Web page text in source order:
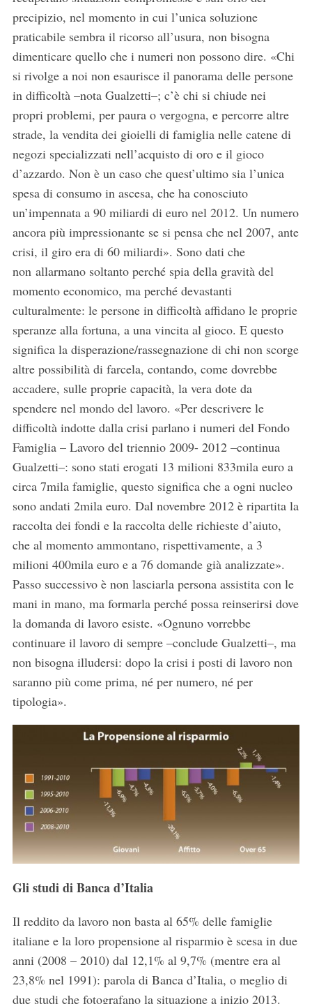
precipizio, nel momento in cui l’unica soluzione
praticabile sembra il ricorso all’usura, non bisogna
dimenticare quello che i numeri non possono dire. «Chi
si rivolge a noi non esaurisce il panorama delle persone
in difficoltà –nota Gualzetti–; c’è chi si chiude nei
propri problemi, per paura o vergogna, e percorre altre
strade, la vendita dei gioielli di famiglia nelle catene di
negozi specializzati nell’acquisto di oro e il gioco
d’azzardo. Non è un caso che quest’ultimo sia l’unica
spesa di consumo in ascesa, che ha conosciuto
un’impennata a 90 miliardi di euro nel 2012. Un numero
ancora più impressionante se si pensa che nel 2007, ante
crisi, il giro era di 60 miliardi». Sono dati che
non allarmano soltanto perché spia della gravità del
momento economico, ma perché devastanti
culturalmente: le persone in difficoltà affidano le proprie
speranze alla fortuna, a una vincita al gioco. E questo
significa la disperazione/rassegnazione di chi non scorge
altre possibilità di farcela, contando, come dovrebbe
accadere, sulle proprie capacità, la vera dote da
spendere nel mondo del lavoro. «Per descrivere le
difficoltà indotte dalla crisi parlano i numeri del Fondo
Famiglia – Lavoro del triennio 2009- 2012 –continua
Gualzetti–: sono stati erogati 13 milioni 833mila euro a
circa 7mila famiglie, questo significa che a ogni nucleo
sono andati 2mila euro. Dal novembre 2012 è ripartita la
raccolta dei fondi e la raccolta delle richieste d’aiuto,
che al momento ammontano, rispettivamente, a 3
milioni 400mila euro e a 76 domande già analizzate».
Passo successivo è non lasciarla persona assistita con le
mani in mano, ma formarla perché possa reinserirsi dove
la domanda di lavoro esiste. «Ognuno vorrebbe
continuare il lavoro di sempre –conclude Gualzetti–, ma
non bisogna illudersi: dopo la crisi i posti di lavoro non
saranno più come prima, né per numero, né per
tipologia».
Gli studi di Banca d’Italia
Il reddito da lavoro non basta al 65% delle famiglie
italiane e la loro propensione al risparmio è scesa in due
anni (2008 – 2010) dal 12,1% al 9,7% (mentre era al
23,8% nel 1991): parola di Banca d’Italia, o meglio di
due studi che fotografano la situazione a inizio 2013.
a
r
c
h
o
: